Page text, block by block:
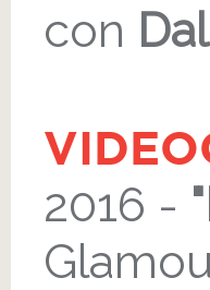
con
2016 -